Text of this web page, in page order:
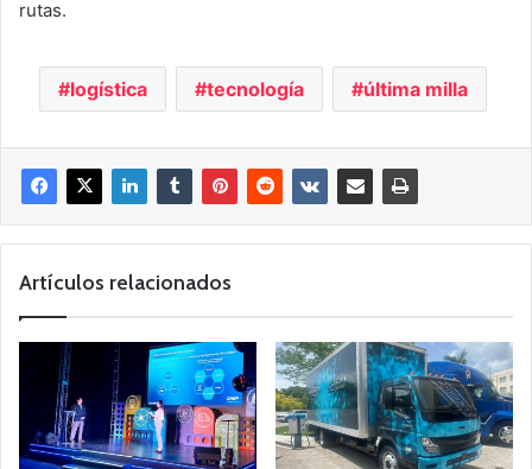
rutas.
logística tecnología última milla
Artículos relacionados